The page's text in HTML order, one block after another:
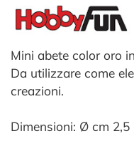
Mini abete color oro
Da utilizzare come
creazioni.
Dimensioni: Ø cm